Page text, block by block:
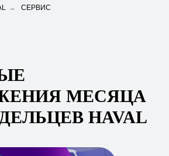
→ СЕРВИС
МЕСЯЦА
HAVAL